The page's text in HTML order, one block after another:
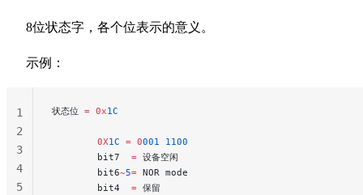
8位状态字，各个位表示的意义。
示例：
状态位 = 0x1C
        0X
1C = 0001
1100
        bit7
= 设备空闲
        bit6
~5= NOR mode
        bit4
= 保留
1
2
3
4
5